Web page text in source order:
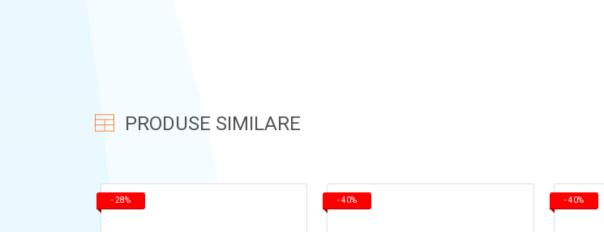
PRODUSE SIMILARE
-28% - 40% - 40%